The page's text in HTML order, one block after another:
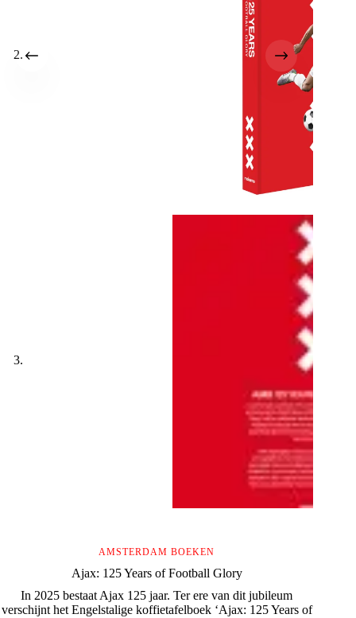
AMSTERDAM BOEKEN
Ajax: 125 Years of Football Glory
In 2025 bestaat Ajax 125 jaar. Ter ere van dit jubileum
verschijnt het Engelstalige koffietafelboek ‘Ajax: 125 Years of